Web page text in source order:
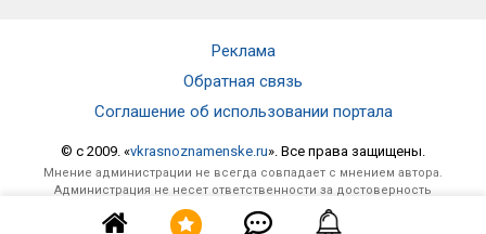
Реклама
Обратная связь
Соглашение об использовании портала
© c 2009. «vkrasnoznamenske.ru». Все права защищены.
Мнение администрации не всегда совпадает с мнением автора.
Администрация не несет ответственности за достоверность
опубликованной информации и за отзывы, оставленные
посетителями под материалами, публикуемыми на сайте.